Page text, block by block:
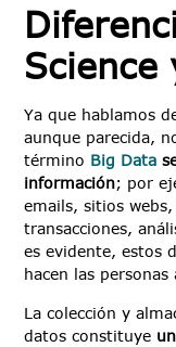
Science
Ya que hablamos
aunque parecida,
término Big Data
información; por
emails, sitios
transacciones,
es evidente, estos
hacen las
La colección y
datos constituye